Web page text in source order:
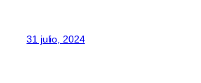
31 julio, 2024